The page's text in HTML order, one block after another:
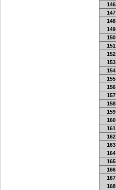
146
147
148
149
150
151
152
153
154
155
156
157
158
159
160
161
162
163
164
165
166
167
168